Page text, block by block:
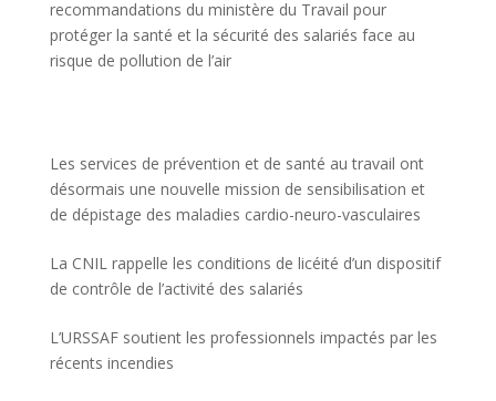
recommandations du ministère du Travail pour
protéger la santé et la sécurité des salariés face au
risque de pollution de l’air
Les services de prévention et de santé au travail ont
désormais une nouvelle mission de sensibilisation et
de dépistage des maladies cardio-neuro-vasculaires
La CNIL rappelle les conditions de licéité d’un dispositif
de contrôle de l’activité des salariés
L’URSSAF soutient les professionnels impactés par les
récents incendies